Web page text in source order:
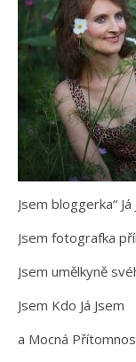
Jsem bloggerka“
Jsem fotografka
Jsem umělkyně
Jsem Kdo Já Jsem
a Mocná